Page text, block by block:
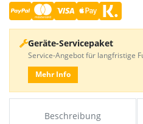
Beschreibung
Geräte-Servicepaket
Service-Angebot für langfristige
Mehr Info